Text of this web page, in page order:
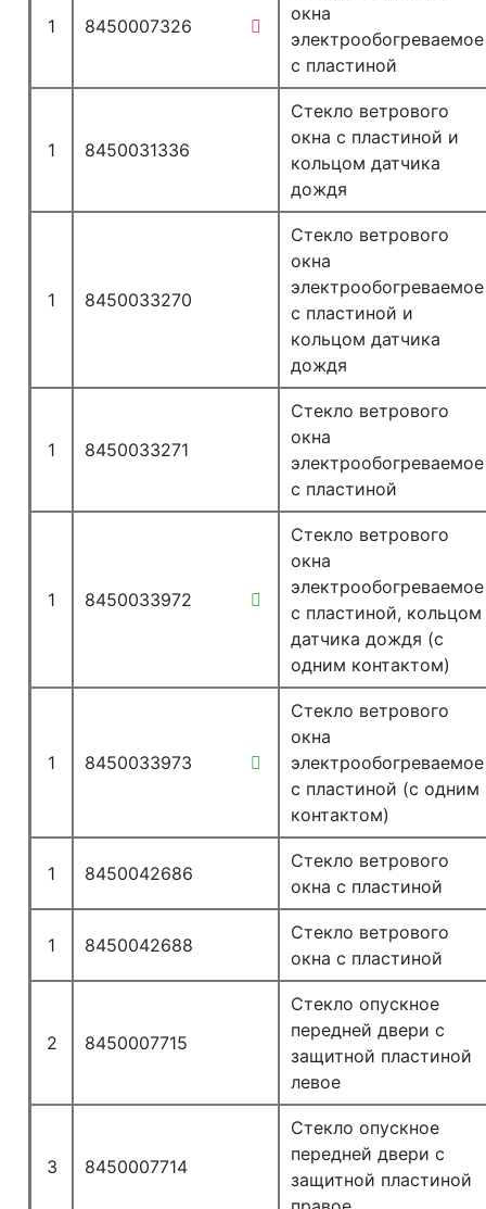
1 8450007326
окна
электрообогреваемое
с пластиной
1 8450031336
Стекло ветрового
окна с пластиной и
кольцом датчика
дождя
1 8450033270
Стекло ветрового
окна
электрообогреваемое
с пластиной и
кольцом датчика
дождя
1 8450033271
Стекло ветрового
окна
электрообогреваемое
с пластиной
1 8450033972
Стекло ветрового
окна
электрообогреваемое
с пластиной, кольцом
датчика дождя (с
одним контактом)
1 8450033973
Стекло ветрового
окна
электрообогреваемое
с пластиной (с одним
контактом)
1 8450042686
Стекло ветрового
окна с пластиной
1 8450042688
Стекло ветрового
окна с пластиной
2 8450007715
Стекло опускное
передней двери с
защитной пластиной
левое
3 8450007714
Стекло опускное
передней двери с
защитной пластиной